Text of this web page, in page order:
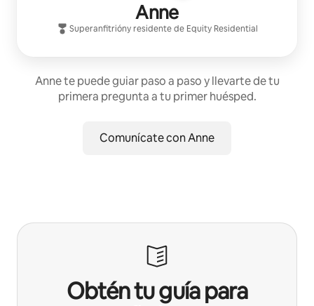
Anne
Superanfitrióny residente de Equity Residential
Anne te puede guiar paso a paso y llevarte de tu
primera pregunta a tu primer huésped.
Comunícate con Anne
Obtén tu guía para